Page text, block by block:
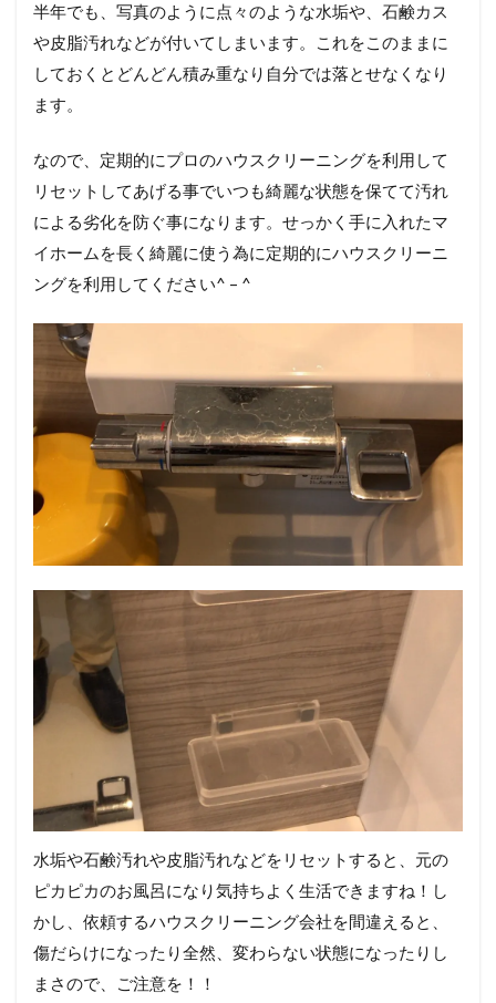
半年でも、写真のように点々のような水垢や、石鹸カス
や皮脂汚れなどが付いてしまいます。これをこのままに
しておくとどんどん積み重なり自分では落とせなくなり
ます。
なので、定期的にプロのハウスクリーニングを利用して
リセットしてあげる事でいつも綺麗な状態を保てて汚れ
による劣化を防ぐ事になります。せっかく手に入れたマ
イホームを長く綺麗に使う為に定期的にハウスクリーニ
ングを利用してください^ – ^
水垢や石鹸汚れや皮脂汚れなどをリセットすると、元の
ピカピカのお風呂になり気持ちよく生活できますね！し
かし、依頼するハウスクリーニング会社を間違えると、
傷だらけになったり全然、変わらない状態になったりし
まさので、ご注意を！！